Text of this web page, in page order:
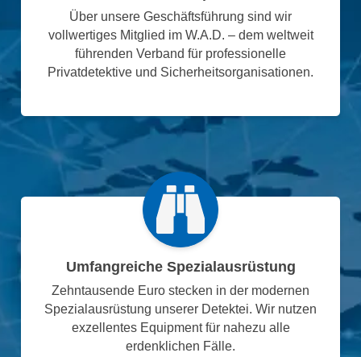
Über unsere Geschäftsführung sind wir
vollwertiges Mitglied im W.A.D. – dem weltweit
führenden Verband für professionelle
Privatdetektive und Sicherheitsorganisationen.
Umfangreiche Spezialausrüstung
Zehntausende Euro stecken in der modernen
Spezialausrüstung unserer Detektei. Wir nutzen
exzellentes Equipment für nahezu alle
erdenklichen Fälle.